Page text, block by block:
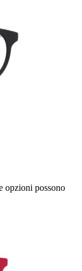
opzioni possono